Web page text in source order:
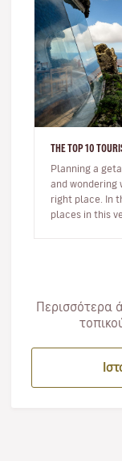
THE TOP 10
Planning a
and wondering
right place. In
places in this
Περισσότερα